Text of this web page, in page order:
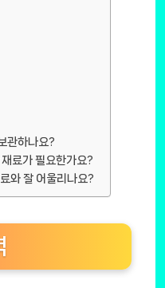
관하나요?
료가 필요한가요?
와 잘 어울리나요?